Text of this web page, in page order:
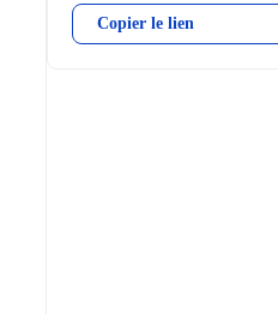
Copier le lien